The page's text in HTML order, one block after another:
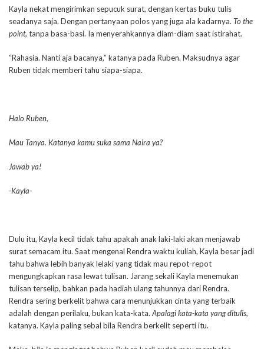
Kayla nekat mengirimkan sepucuk surat, dengan kertas buku tulis
seadanya saja. Dengan pertanyaan polos yang juga ala kadarnya. To the
point, tanpa basa-basi. Ia menyerahkannya diam-diam saat istirahat.
“Rahasia. Nanti aja bacanya,” katanya pada Ruben. Maksudnya agar
Ruben tidak memberi tahu siapa-siapa.
Halo Ruben,
Mau Tanya. Katanya kamu suka sama Naira ya?
Jawab ya!
-Kayla-
Dulu itu, Kayla kecil tidak tahu apakah anak laki-laki akan menjawab
surat semacam itu. Saat mengenal Rendra waktu kuliah, Kayla besar jadi
tahu bahwa lebih banyak lelaki yang tidak mau repot-repot
mengungkapkan rasa lewat tulisan. Jarang sekali Kayla menemukan
tulisan terselip, bahkan pada hadiah ulang tahunnya dari Rendra.
Rendra sering berkelit bahwa cara menunjukkan cinta yang terbaik
adalah dengan perilaku, bukan kata-kata.Apalagi kata-kata yang ditulis,
katanya. Kayla paling sebal bila Rendra berkelit seperti itu.